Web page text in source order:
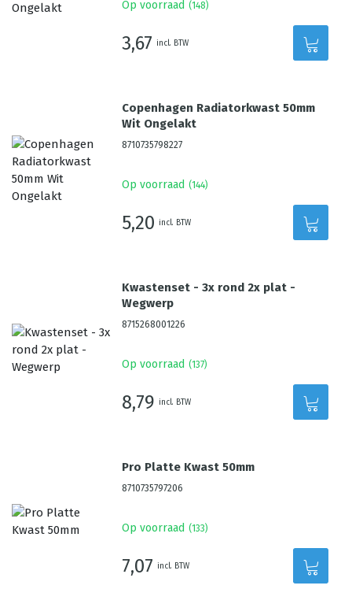
Op voorraad (148)
3,67 incl. BTW
Copenhagen Radiatorkwast 50mm
Wit Ongelakt
8710735798227
Op voorraad (144)
5,20 incl. BTW
Kwastenset - 3x rond 2x plat -
Wegwerp
8715268001226
Op voorraad (137)
8,79 incl. BTW
Pro Platte Kwast 50mm
8710735797206
Op voorraad (133)
7,07 incl. BTW